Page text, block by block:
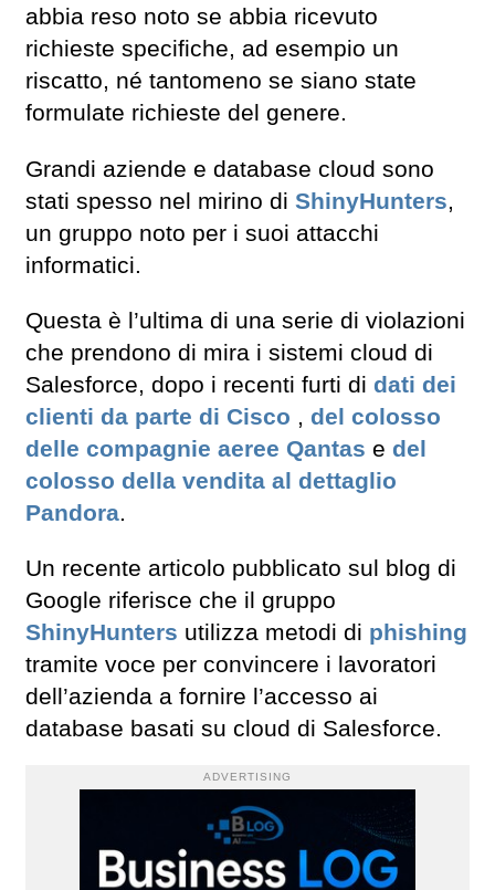
abbia reso noto se abbia ricevuto
richieste specifiche, ad esempio un
riscatto, né tantomeno se siano state
formulate richieste del genere.
Grandi aziende e database cloud sono
stati spesso nel mirino di ShinyHunters,
un gruppo noto per i suoi attacchi
informatici.
Questa è l’ultima di una serie di violazioni
che prendono di mira i sistemi cloud di
Salesforce, dopo i recenti furti di dati dei
clienti da parte di Cisco , del colosso
delle compagnie aeree Qantas e del
colosso della vendita al dettaglio
Pandora.
Un recente articolo pubblicato sul blog di
Google riferisce che il gruppo
ShinyHunters utilizza metodi di phishing
tramite voce per convincere i lavoratori
dell’azienda a fornire l’accesso ai
database basati su cloud di Salesforce.
ADVERTISING